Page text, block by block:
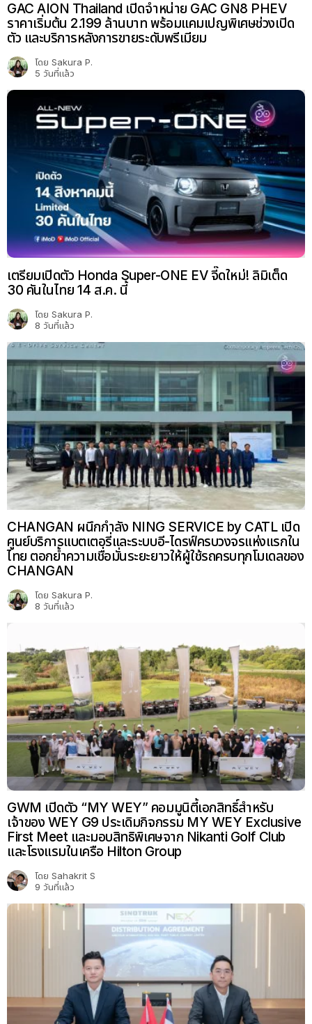
GAC AION Thailand เปิดจำหน่าย GAC GN8 PHEV
ราคาเริ่มต้น 2.199 ล้านบาท พร้อมแคมเปญพิเศษช่วงเปิด
ตัว และบริการหลังการขายระดับพรีเมียม
โดย Sakura P.
5 วันที่แล้ว
เตรียมเปิดตัว Honda Super-ONE EV จี๊ดใหม่! ลิมิเต็ด
30 คันในไทย 14 ส.ค. นี้
โดย Sakura P.
8 วันที่แล้ว
CHANGAN ผนึกกำลัง NING SERVICE by CATL เปิด
ศูนย์บริการแบตเตอรี่และระบบอี-ไดรฟ์ครบวงจรแห่งแรกใน
ไทย ตอกย้ำความเชื่อมั่นระยะยาวให้ผู้ใช้รถครบทุกโมเดลของ
CHANGAN
โดย Sakura P.
8 วันที่แล้ว
GWM เปิดตัว “MY WEY” คอมมูนิตี้เอกสิทธิ์สำหรับ
เจ้าของ WEY G9 ประเดิมกิจกรรม MY WEY Exclusive
First Meet และมอบสิทธิพิเศษจาก Nikanti Golf Club
และโรงแรมในเครือ Hilton Group
โดย Sahakrit S
9 วันที่แล้ว